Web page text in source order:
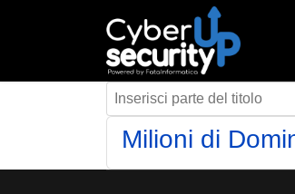
Inserisci parte del titolo
Milioni di